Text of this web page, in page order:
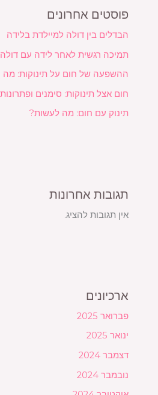
פוסטים אחרונים
הבדלים בין דולה למיילדת בלידה
תמיכה רגשית לאחר לידה עם דולה
ההשפעה של חום על תינוקות: מה
חום אצל תינוקות: סימנים ופתרונות
תינוק עם חום: מה לעשות?
תגובות אחרונות
אין תגובות להציג.
ארכיונים
פברואר 2025
ינואר 2025
דצמבר 2024
נובמבר 2024